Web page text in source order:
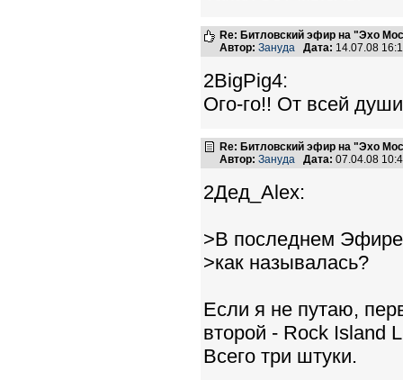
Re: Битловский эфир на "Эхо
Автор: Зануда Дата: 14.07.08
2BigPig4:
Ого-го!! От всей
Re: Битловский эфир на "Эхо
Автор: Зануда Дата: 07.04.08
2Дед_Alex:
>В последнем
>как называлась?
Если я не путаю,
второй - Rock Island
Всего три штуки.